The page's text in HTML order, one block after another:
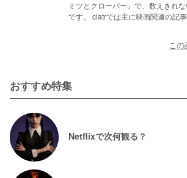
ミツとクローバー』で、数えきれ
です。 ciatrでは主に映画関連の記事
この
おすすめ特集
Netflixで次何観る？